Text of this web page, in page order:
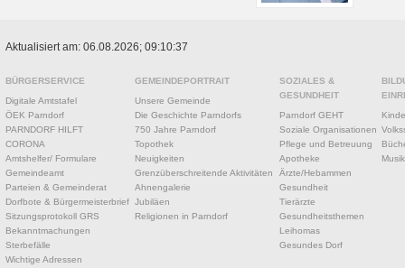
Aktualisiert am: 06.08.2026; 09:10:37
BÜRGERSERVICE
Digitale Amtstafel
ÖEK Parndorf
PARNDORF HILFT
CORONA
Amtshelfer/ Formulare
Gemeindeamt
Parteien & Gemeinderat
Dorfbote & Bürgermeisterbrief
Sitzungsprotokoll GRS
Bekanntmachungen
Sterbefälle
Wichtige Adressen
GEMEINDEPORTRAIT
Unsere Gemeinde
Die Geschichte Parndorfs
750 Jahre Parndorf
Topothek
Neuigkeiten
Grenzüberschreitende Aktivitäten
Ahnengalerie
Jubiläen
Religionen in Parndorf
SOZIALES &
GESUNDHEIT
Parndorf GEHT
Soziale Organisationen
Pflege und Betreuung
Apotheke
Ärzte/Hebammen
Gesundheit
Tierärzte
Gesundheitsthemen
Leihomas
Gesundes Dorf